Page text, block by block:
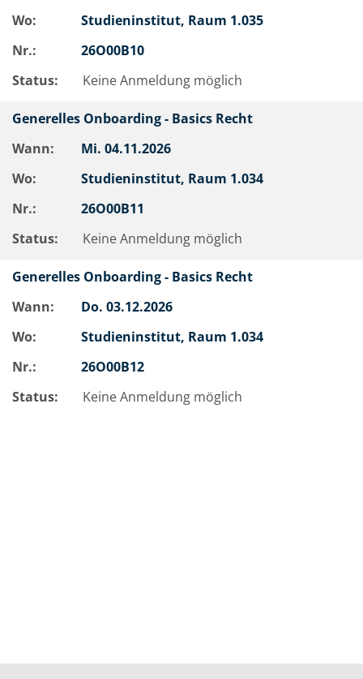
Wo:
Studieninstitut, Raum 1.035
Nr.:
26O00B10
Status:
Keine Anmeldung möglich
Generelles Onboarding - Basics Recht
Wann:
Mi. 04.11.2026
Wo:
Studieninstitut, Raum 1.034
Nr.:
26O00B11
Status:
Keine Anmeldung möglich
Generelles Onboarding - Basics Recht
Wann:
Do. 03.12.2026
Wo:
Studieninstitut, Raum 1.034
Nr.:
26O00B12
Status:
Keine Anmeldung möglich